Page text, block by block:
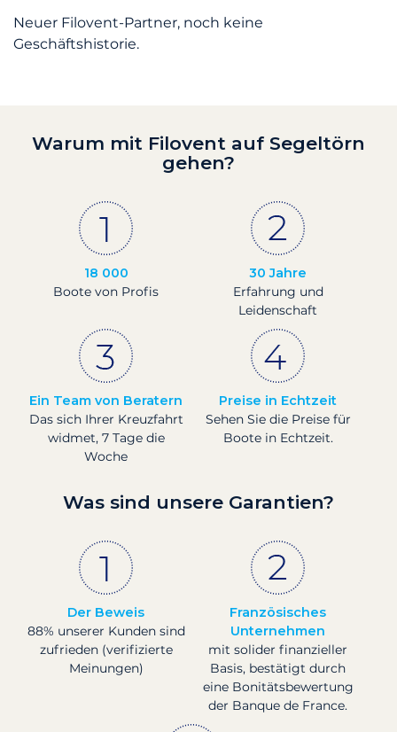
Neuer Filovent-Partner, noch keine
Geschäftshistorie.
Warum mit Filovent auf Segeltörn
gehen?
18 000
Boote von Profis
30 Jahre
Erfahrung und
Leidenschaft
Ein Team von Beratern
Das sich Ihrer Kreuzfahrt
widmet, 7 Tage die
Woche
Preise in Echtzeit
Sehen Sie die Preise für
Boote in Echtzeit.
Was sind unsere Garantien?
Der Beweis
88% unserer Kunden sind
zufrieden (verifizierte
Meinungen)
Französisches
Unternehmen
mit solider finanzieller
Basis, bestätigt durch
eine Bonitätsbewertung
der Banque de France.